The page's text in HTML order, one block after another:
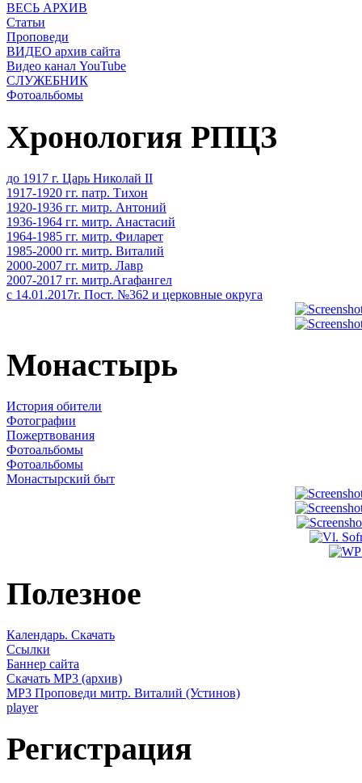
ВЕСЬ АРХИВ
Статьи
Проповеди
ВИДЕО архив сайта
Видео канал YouTube
СЛУЖЕБНИК
Фотоальбомы
Хронология РПЦЗ
до 1917 г. Царь Николай II
1917-1920 гг. патр. Тихон
1920-1936 гг. митр. Антоний
1936-1964 гг. митр. Анастасий
1964-1985 гг. митр. Филарет
1985-2000 гг. митр. Виталий
2000-2007 гг. митр. Лавр
2007-2017 гг. митр.Агафангел
с 14.01.2017г. Пост. №362 и церковные округа
Монастырь
История обители
Фотографии
Пожертвования
Фотоальбомы
Фотоальбомы
Монастырский быт
Полезное
Календарь. Скачать
Ссылки
Баннер сайта
Скачать MP3 (архив)
MP3 Проповеди митр. Виталий (Устинов)
player
Регистрация